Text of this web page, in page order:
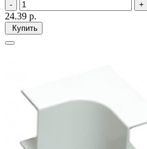
24.39 р.
Купить